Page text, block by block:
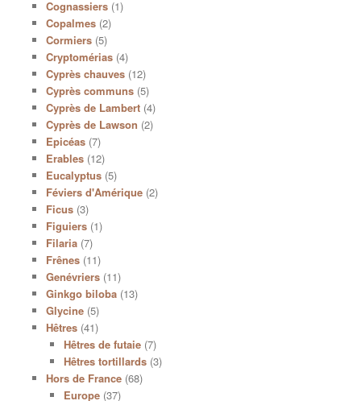
Cognassiers(1)
Copalmes(2)
Cormiers(5)
Cryptomérias(4)
Cyprès chauves(12)
Cyprès communs(5)
Cyprès de Lambert(4)
Cyprès de Lawson (2)
Epicéas(7)
Erables(12)
Eucalyptus(5)
Féviers d'Amérique(2)
Ficus(3)
Figuiers(1)
Filaria(7)
Frênes(11)
Genévriers(11)
Ginkgo biloba(13)
Glycine(5)
Hêtres(41)
Hêtres de futaie (7)
Hêtres tortillards (3)
Hors de France(68)
Europe (37)